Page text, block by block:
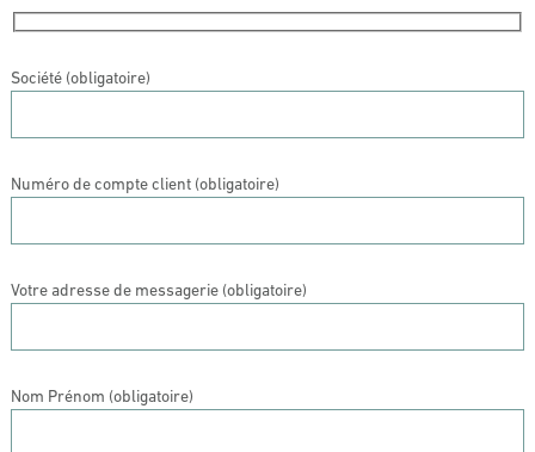
Société (obligatoire)
Numéro de compte client (obligatoire)
Votre adresse de messagerie (obligatoire)
Nom Prénom (obligatoire)